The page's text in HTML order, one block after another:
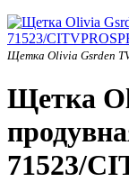
Щетка Olivia Gsrden
Щетка
71523/